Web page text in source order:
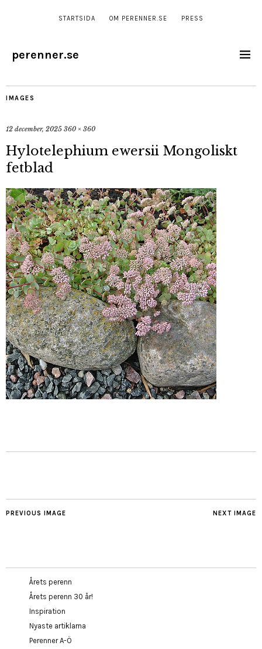
STARTSIDA OM PERENNER.SE PRESS
perenner.se
IMAGES
12 december, 2025 360 × 360
Hylotelephium ewersii Mongoliskt
fetblad
NEXT IMAGE
PREVIOUS IMAGE
Årets perenn
Årets perenn 30 år!
Inspiration
Nyaste artiklarna
Perenner A-Ö